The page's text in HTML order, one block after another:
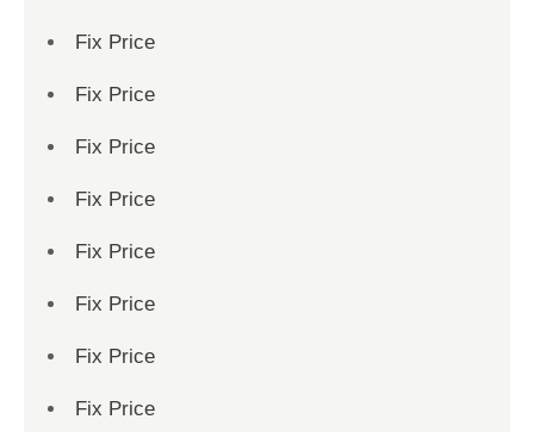
Fix Price
Fix Price
Fix Price
Fix Price
Fix Price
Fix Price
Fix Price
Fix Price